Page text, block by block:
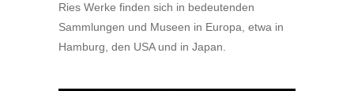
Ries Werke finden sich in bedeutenden
Sammlungen und Museen in Europa, etwa in
Hamburg, den USA und in Japan.